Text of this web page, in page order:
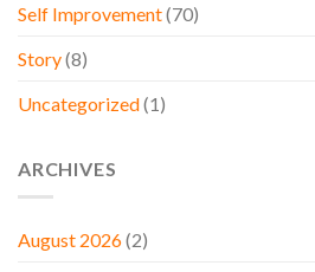
Self Improvement(70)
Story(8)
Uncategorized(1)
ARCHIVES
August 2026(2)